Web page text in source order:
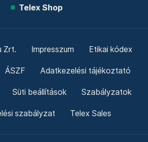
Telex Shop
Zrt. Impresszum Etikai kódex
ÁSZF Adatkezelési tájékoztató
Süti beállítások Szabályzatok
szabályzat Telex Sales